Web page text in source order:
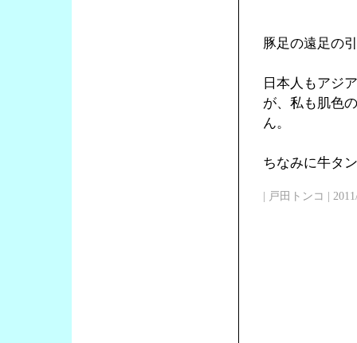
豚足の遠足の
日本人もアジ
が、私も肌色
ん。
ちなみに牛タ
| 戸田トンコ |